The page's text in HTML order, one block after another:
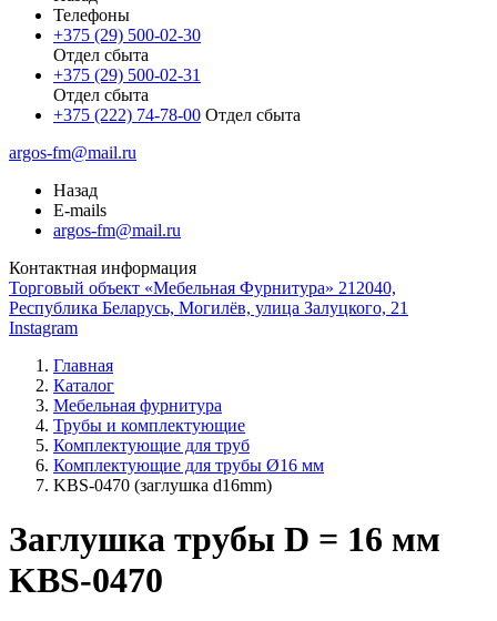
Телефоны
+375 (29) 500-02-30
Отдел сбыта
+375 (29) 500-02-31
Отдел сбыта
+375 (222) 74-78-00 Отдел сбыта
argos-fm@mail.ru
Назад
E-mails
argos-fm@mail.ru
Контактная информация
Торговый объект «Мебельная Фурнитура» 212040,
Республика Беларусь, Могилёв, улица Залуцкого, 21
Instagram
Главная
Каталог
Мебельная фурнитура
Трубы и комплектующие
Комплектующие для труб
Комплектующие для трубы Ø16 мм
KBS-0470 (заглушка d16mm)
Заглушка трубы D = 16 мм
KBS-0470